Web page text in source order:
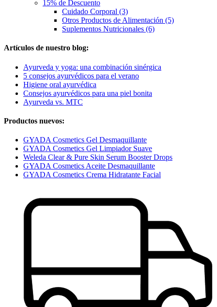
15% de Descuento
Cuidado Corporal (3)
Otros Productos de Alimentación (5)
Suplementos Nutricionales (6)
Artículos de nuestro blog:
Ayurveda y yoga: una combinación sinérgica
5 consejos ayurvédicos para el verano
Higiene oral ayurvédica
Consejos ayurvédicos para una piel bonita
Ayurveda vs. MTC
Productos nuevos:
GYADA Cosmetics Gel Desmaquillante
GYADA Cosmetics Gel Limpiador Suave
Weleda Clear & Pure Skin Serum Booster Drops
GYADA Cosmetics Aceite Desmaquillante
GYADA Cosmetics Crema Hidratante Facial